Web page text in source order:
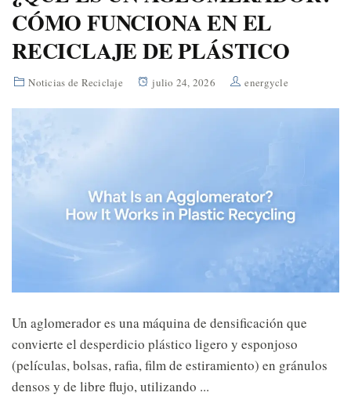
CÓMO FUNCIONA EN EL
RECICLAJE DE PLÁSTICO
Noticias de Reciclaje julio 24, 2026 energycle
Un aglomerador es una máquina de densificación que
convierte el desperdicio plástico ligero y esponjoso
(películas, bolsas, rafia, film de estiramiento) en gránulos
densos y de libre flujo, utilizando ...